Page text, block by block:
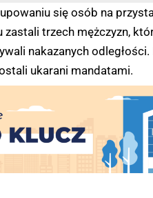
się osób na
trzech mężczyzn,
nakazanych
ukarani mandatami.